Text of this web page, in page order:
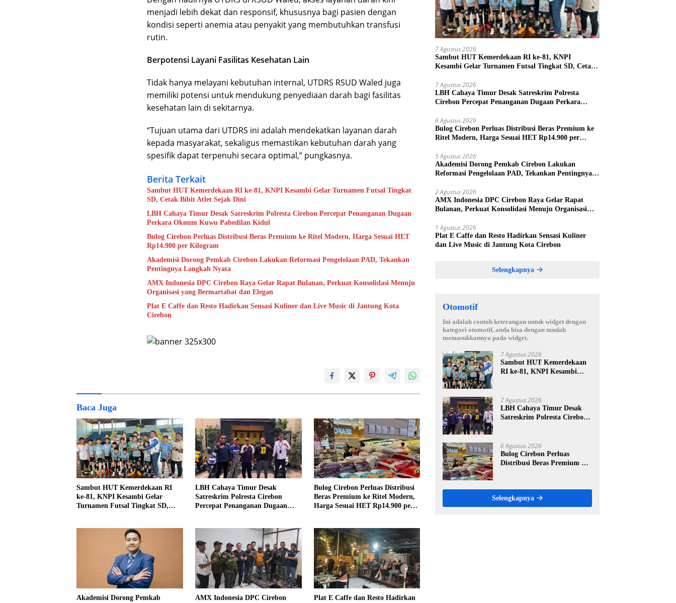
menjadi lebih dekat dan responsif, khususnya bagi pasien dengan
kondisi seperti anemia atau penyakit yang membutuhkan transfusi
rutin.
Berpotensi Layani Fasilitas Kesehatan Lain
Tidak hanya melayani kebutuhan internal, UTDRS RSUD Waled juga
memiliki potensi untuk mendukung penyediaan darah bagi fasilitas
kesehatan lain di sekitarnya.
“Tujuan utama dari UTDRS ini adalah mendekatkan layanan darah
kepada masyarakat, sekaligus memastikan kebutuhan darah yang
spesifik dapat terpenuhi secara optimal,” pungkasnya.
Berita Terkait
Sambut HUT Kemerdekaan RI ke-81, KNPI Kesambi Gelar Turnamen Futsal Tingkat
SD, Cetak Bibit Atlet Sejak Dini
LBH Cahaya Timur Desak Satreskrim Polresta Cirebon Percepat Penanganan Dugaan
Perkara Oknum Kuwu Pabedilan Kidul
Bulog Cirebon Perluas Distribusi Beras Premium ke Ritel Modern, Harga Sesuai HET
Rp14.900 per Kilogram
Akademisi Dorong Pemkab Cirebon Lakukan Reformasi Pengelolaan PAD, Tekankan
Pentingnya Langkah Nyata
AMX Indonesia DPC Cirebon Raya Gelar Rapat Bulanan, Perkuat Konsolidasi Menuju
Organisasi yang Bermartabat dan Elegan
Plat E Caffe dan Resto Hadirkan Sensasi Kuliner dan Live Music di Jantung Kota
Cirebon
Baca Juga
Sambut HUT Kemerdekaan RI
ke-81, KNPI Kesambi Gelar
Turnamen Futsal Tingkat SD,
LBH Cahaya Timur Desak
Satreskrim Polresta Cirebon
Percepat Penanganan Dugaan
Bulog Cirebon Perluas Distribusi
Beras Premium ke Ritel Modern,
Harga Sesuai HET Rp14.900 per
Akademisi Dorong Pemkab
AMX Indonesia DPC Cirebon
Plat E Caffe dan Resto Hadirkan
7 Agustus 2026
Sambut HUT Kemerdekaan RI ke-81, KNPI
Kesambi Gelar Turnamen Futsal Tingkat SD, Cetak
7 Agustus 2026
LBH Cahaya Timur Desak Satreskrim Polresta
Cirebon Percepat Penanganan Dugaan Perkara
6 Agustus 2026
Bulog Cirebon Perluas Distribusi Beras Premium ke
Ritel Modern, Harga Sesuai HET Rp14.900 per
5 Agustus 2026
Akademisi Dorong Pemkab Cirebon Lakukan
Reformasi Pengelolaan PAD, Tekankan Pentingnya
2 Agustus 2026
AMX Indonesia DPC Cirebon Raya Gelar Rapat
Bulanan, Perkuat Konsolidasi Menuju Organisasi
1 Agustus 2026
Plat E Caffe dan Resto Hadirkan Sensasi Kuliner
dan Live Music di Jantung Kota Cirebon
Selengkapnya
Otomotif
Ini adalah contoh keterangan untuk widget dengan
kategori otomotif, anda bisa dengan mudah
memasukkannya pada widget.
7 Agustus 2026
Sambut HUT Kemerdekaan
RI ke-81, KNPI Kesambi
Sejak Dini
7 Agustus 2026
LBH Cahaya Timur Desak
Satreskrim Polresta Cirebon
Kuwu Pabedilan Kidul
6 Agustus 2026
Bulog Cirebon Perluas
Distribusi Beras Premium ke
Selengkapnya